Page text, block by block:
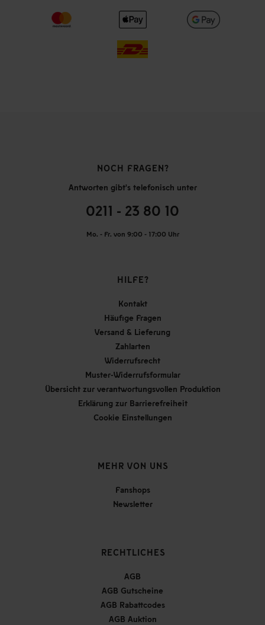
NOCH FRAGEN?
Antworten gibt's telefonisch unter
0211 - 23 80 10
Mo. - Fr. von 9:00 - 17:00 Uhr
HILFE?
Kontakt
Häufige Fragen
Versand & Lieferung
Zahlarten
Widerrufsrecht
Muster-Widerrufsformular
Übersicht zur verantwortungsvollen Produktion
Erklärung zur Barrierefreiheit
Cookie Einstellungen
MEHR VON UNS
Fanshops
Newsletter
RECHTLICHES
AGB
AGB Gutscheine
AGB Rabattcodes
AGB Auktion